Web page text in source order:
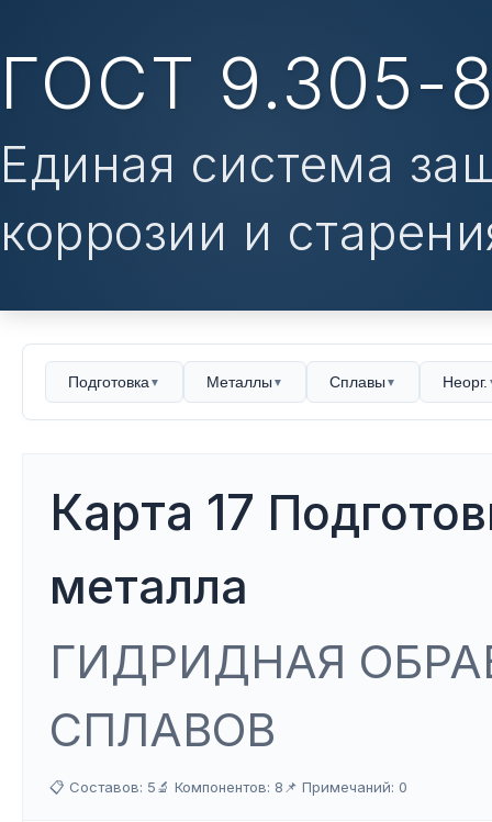
ГОСТ 9.305-
Единая система
коррозии и
Подготовка ▼ Металлы ▼ Сплавы ▼ Неорг.
Карта 17
металла
ГИДРИДНАЯ
СПЛАВОВ
📋 Составов: 5🔬 Компонентов: 8 📌 Примечаний: 0